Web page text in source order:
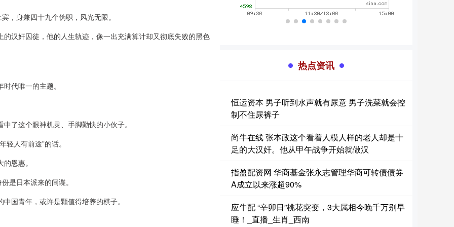
，身兼四十九个伪职，风光无限。
汉奸囚徒，他的人生轨迹，像一出充满算计却又彻底失败的黑色
代唯一的主题。
了这个眼神机灵、手脚勤快的小伙子。
人有前途”的话。
恩惠。
是日本派来的间谍。
国青年，或许是颗值得培养的棋子。
热点资讯
恒运资本 男子听到水声就有尿意 男子洗菜就会控
制不住尿裤子
尚牛在线 张本政这个看着人模人样的老人却是十
足的大汉奸。他从甲午战争开始就做汉
指盈配资网 华商基金张永志管理华商可转债债券
A成立以来涨超90%
应牛配 “辛卯日”桃花突变，3大属相今晚千万别早
睡！_直播_生肖_西南